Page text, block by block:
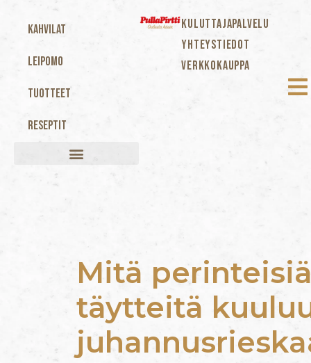
Kahvilat
Leipomo
Tuotteet
Reseptit
KULUTTAJAPALVELU
YHTEYSTIEDOT
VERKKOKAUPPA
Mitä
täytteitä